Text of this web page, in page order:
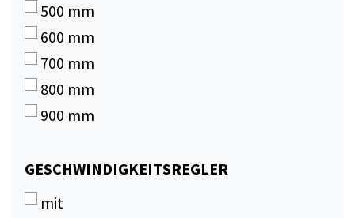
500 mm
600 mm
700 mm
800 mm
900 mm
GESCHWINDIGKEITSREGLER
GESCHWINDIGKEITSREGLER
mit